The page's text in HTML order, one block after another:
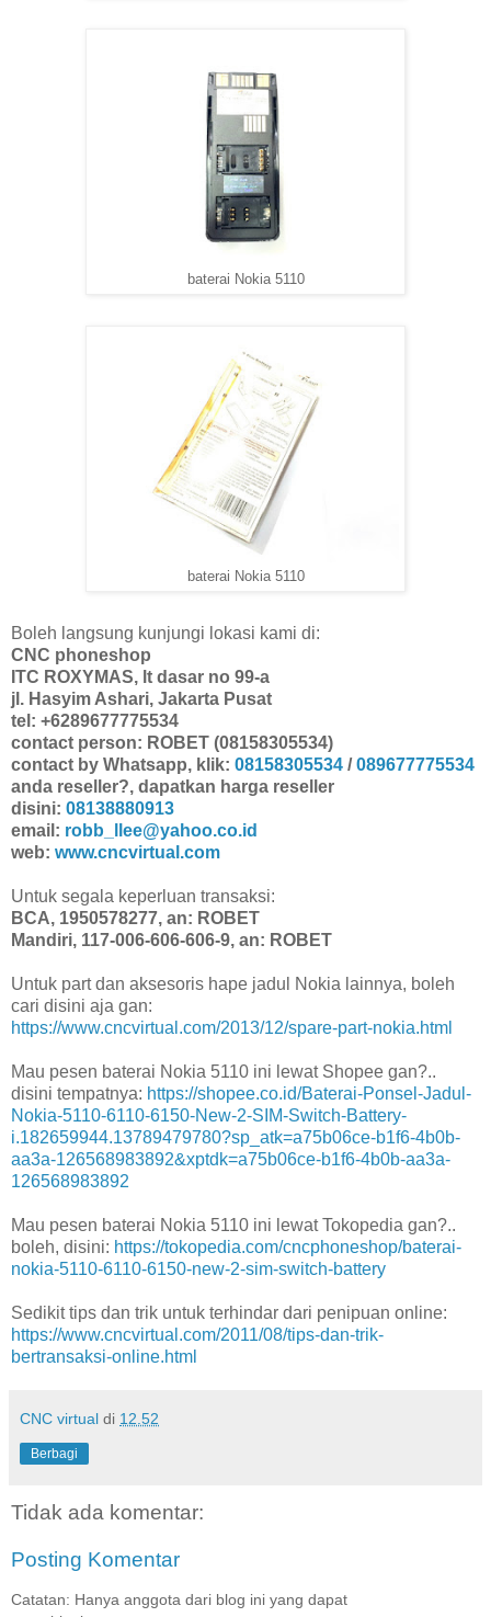
baterai Nokia 5110
baterai Nokia 5110
Boleh langsung kunjungi lokasi kami di:
CNC phoneshop
ITC ROXYMAS, lt dasar no 99-a
jl. Hasyim Ashari, Jakarta Pusat
tel: +6289677775534
contact person: ROBET (08158305534)
contact by Whatsapp, klik: 08158305534 /089677775534
anda reseller?, dapatkan harga reseller
disini: 08138880913
email: robb_llee@yahoo.co.id
web: www.cncvirtual.com
Untuk segala keperluan transaksi:
BCA, 1950578277, an: ROBET
Mandiri, 117-006-606-606-9, an: ROBET
Untuk part dan aksesoris hape jadul Nokia lainnya, boleh
cari disini aja gan:
https://www.cncvirtual.com/2013/12/spare-part-nokia.html
Mau pesen baterai Nokia 5110 ini lewat Shopee gan?..
disini tempatnya: https://shopee.co.id/Baterai-Ponsel-Jadul-
Nokia-5110-6110-6150-New-2-SIM-Switch-Battery-
i.182659944.13789479780?sp_atk=a75b06ce-b1f6-4b0b-
aa3a-126568983892&xptdk=a75b06ce-b1f6-4b0b-aa3a-
126568983892
Mau pesen baterai Nokia 5110 ini lewat Tokopedia gan?..
boleh, disini: https://tokopedia.com/cncphoneshop/baterai-
nokia-5110-6110-6150-new-2-sim-switch-battery
Sedikit tips dan trik untuk terhindar dari penipuan online:
https://www.cncvirtual.com/2011/08/tips-dan-trik-
bertransaksi-online.html
CNC virtual di 12.52
Berbagi
Tidak ada komentar:
Posting Komentar
Catatan: Hanya anggota dari blog ini yang dapat